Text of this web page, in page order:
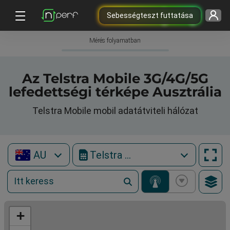
Sebességteszt futtatása
Mérés folyamatban
Az Telstra Mobile 3G/4G/5G
lefedettségi térképe Ausztrália
Telstra Mobile mobil adatátviteli hálózat
AU Telstra Mobile
+